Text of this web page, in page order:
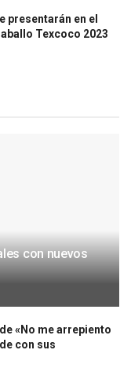
presentarán en el
Texcoco 2023
con nuevos
«No me arrepiento
con sus